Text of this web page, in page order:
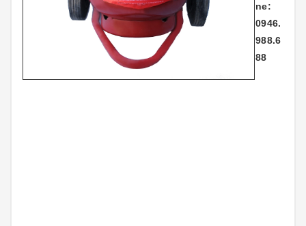
ne:
0946.
988.6
88